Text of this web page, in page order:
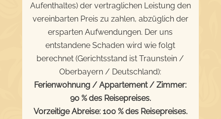
Aufenthaltes) der vertraglichen Leistung den
vereinbarten Preis zu zahlen, abzüglich der
ersparten Aufwendungen. Der uns
entstandene Schaden wird wie folgt
berechnet (Gerichtsstand ist Traunstein /
Oberbayern / Deutschland):
Ferienwohnung / Appartement / Zimmer:
90 % des Reisepreises.
Vorzeitige Abreise: 100 % des Reisepreises.